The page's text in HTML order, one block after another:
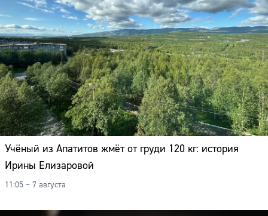
Учёный из Апатитов жмёт от груди 120 кг: история
Ирины Елизаровой
11:05 – 7 августа